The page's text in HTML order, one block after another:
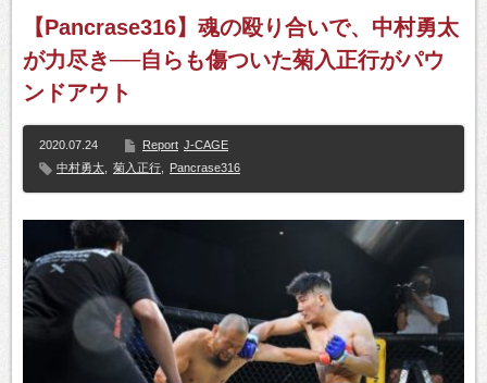
【Pancrase316】魂の殴り合いで、中村勇太
が力尽き──自らも傷ついた菊入正行がパウ
ンドアウト
2020.07.24 Report J-CAGE
中村勇太
菊入正行 Pancrase316